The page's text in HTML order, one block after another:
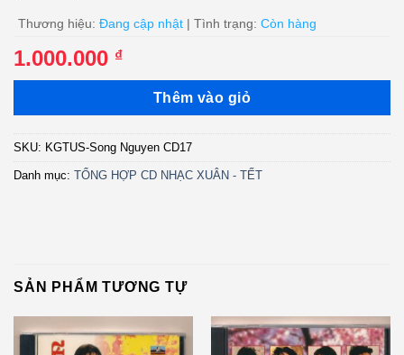
Thương hiệu: Đang cập nhật | Tình trạng: Còn hàng
1.000.000 ₫
Thêm vào giỏ
SKU: KGTUS-Song Nguyen CD17
Danh mục: TỔNG HỢP CD NHẠC XUÂN - TẾT
SẢN PHẨM TƯƠNG TỰ